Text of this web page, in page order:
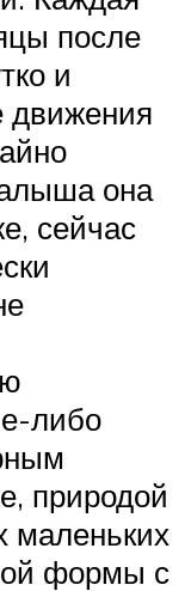
после
и
движения
она
сейчас
либо
природой
маленьких
формы с